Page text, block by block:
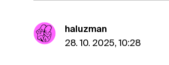
haluzman
28. 10. 2025, 10:28